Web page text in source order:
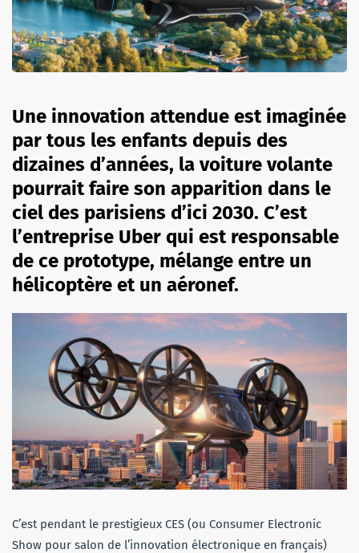
Une innovation attendue est imaginée
par tous les enfants depuis des
dizaines d’années, la voiture volante
pourrait faire son apparition dans le
ciel des parisiens d’ici 2030. C’est
l’entreprise Uber qui est responsable
de ce prototype, mélange entre un
hélicoptère et un aéronef.
C’est pendant le prestigieux CES (ou Consumer Electronic
Show pour salon de l’innovation électronique en français)